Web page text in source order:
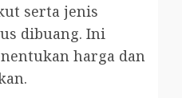
serta jenis
dibuang. Ini
harga dan